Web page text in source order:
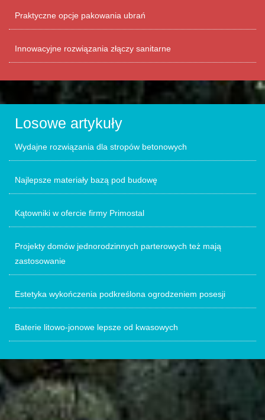
Praktyczne opcje pakowania ubrań
Innowacyjne rozwiązania złączy sanitarne
Losowe artykuły
Wydajne rozwiązania dla stropów betonowych
Najlepsze materiały bazą pod budowę
Kątowniki w ofercie firmy Primostal
Projekty domów jednorodzinnych parterowych też mają
zastosowanie
Estetyka wykończenia podkreślona ogrodzeniem posesji
Baterie litowo-jonowe lepsze od kwasowych